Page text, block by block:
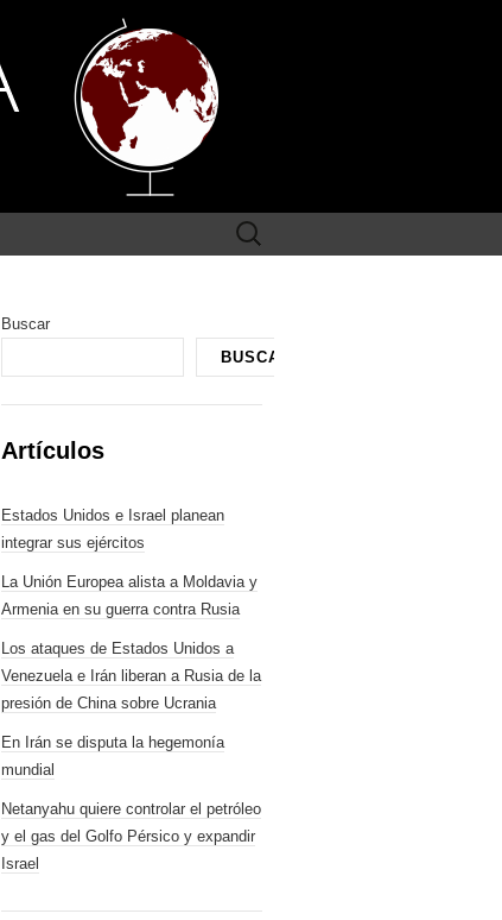
Buscar:
Buscar
BUSCAR
Artículos
Estados Unidos e Israel planean
integrar sus ejércitos
La Unión Europea alista a Moldavia y
Armenia en su guerra contra Rusia
Los ataques de Estados Unidos a
Venezuela e Irán liberan a Rusia de la
presión de China sobre Ucrania
En Irán se disputa la hegemonía
mundial
Netanyahu quiere controlar el petróleo
y el gas del Golfo Pérsico y expandir
Israel